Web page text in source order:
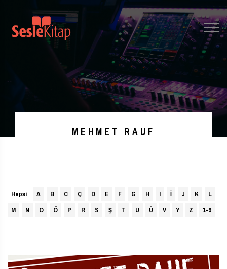
MEHMET RAUF
Hepsi A B C Ç D E F G H I İ J K
L
M
N O Ö P R S Ş T U Ü V Y Z 1-9